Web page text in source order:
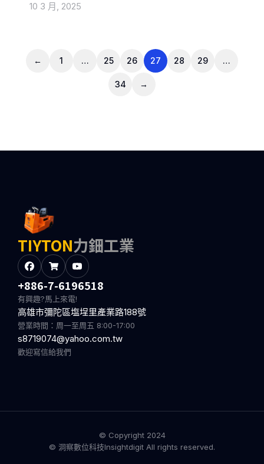
10 3 月, 2025
← 1 … 25 26 27 28 29 …
34 →
TIYTON力鈿工業
+886-7-6196518
有興趣?馬上來電!
高雄市彌陀區塩埕里產業路188號
營業時間：周一至周五 8:00-17:00
s8719074@yahoo.com.tw
歡迎寫信給我們
© Copyright 2024
© 洞察數位科技Insightdigit All rights reserved.